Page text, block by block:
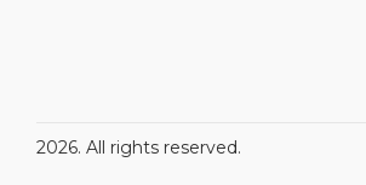
2026. All rights reserved.